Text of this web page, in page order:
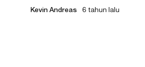
Kevin Andreas 6 tahun lalu